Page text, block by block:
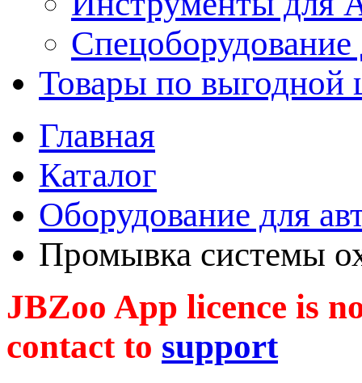
Спецоборудование
Товары по выгодной
Главная
Каталог
Оборудование для
Промывка системы
JBZoo App licence is
contact to support